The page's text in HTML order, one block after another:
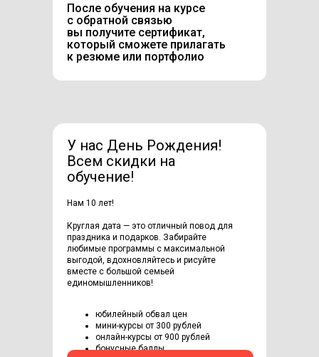
После обучения на курсе
с обратной связью
вы получите сертификат,
который сможете прилагать
к резюме или портфолио
Нам 10 лет!
Круглая дата — это отличный повод для
праздника и подарков. Забирайте
любимые программы с максимальной
выгодой, вдохновляйтесь и рисуйте
вместе с большой семьей
единомышленников!
юбилейный обвал цен
мини-курсы от 300 рублей
онлайн-курсы от 900 рублей
бонусные баллы
У нас День Рождения!
Всем скидки на
обучение!